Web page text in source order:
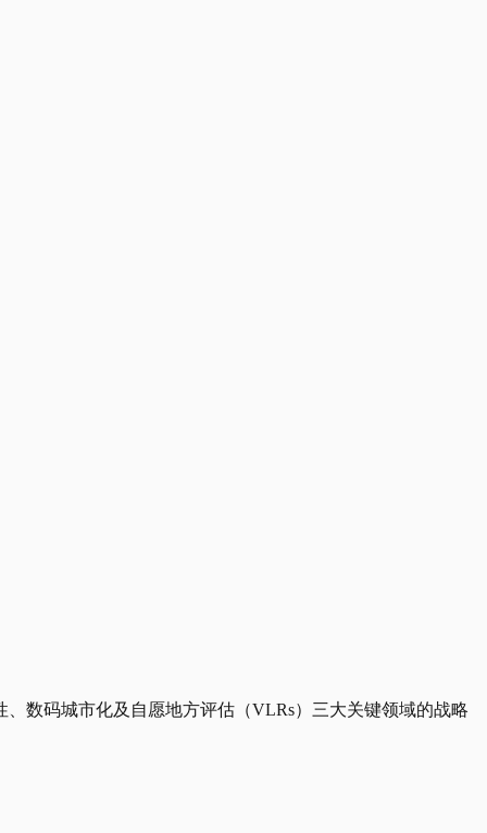
数码城市化及自愿地方评估（VLRs）三大关键领域的战略